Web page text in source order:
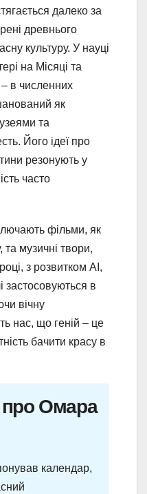
далеко за
древнього
культуру. У науці
на Місяці та
– в численних
як
та
Його ідеї про
резонують у
часто
фільми, як
музичні твори,
з розвитком AI,
застосовуються в
вічну
нас, що геній – це
бачити красу в
про Омара
календар,